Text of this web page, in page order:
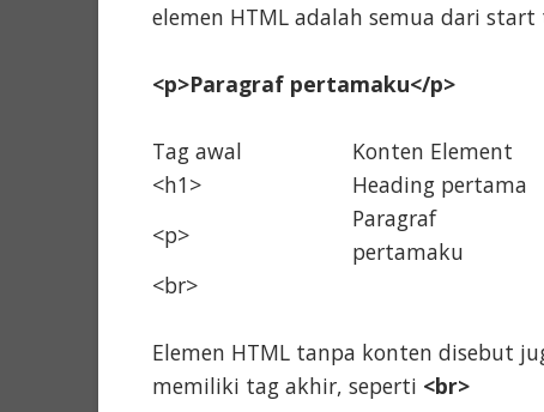
elemen HTML adalah semua dari
<p>Paragraf pertamaku</p>
Tag awal Konten Element
<h1>
Heading pertama
<p>
Paragraf
pertamaku
<br>
Elemen HTML tanpa konten disebut
memiliki tag akhir, seperti <br>